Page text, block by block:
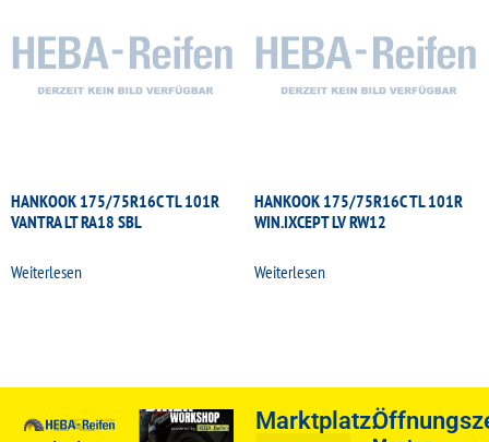
HANKOOK 175/75R16C TL 101R
VANTRA LT RA18 SBL
Weiterlesen
HANKOOK 175/75R16C TL 101R
WIN.IXCEPT LV RW12
Weiterlesen
Biker
Marktplatz: